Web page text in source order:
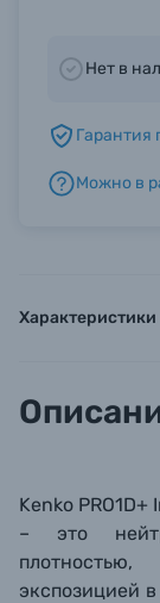
Б/У
Уценённые
Нет в
Гарантия
Можно в
Характеристики
Kenko PRO1D+ I
– это
экспозицией